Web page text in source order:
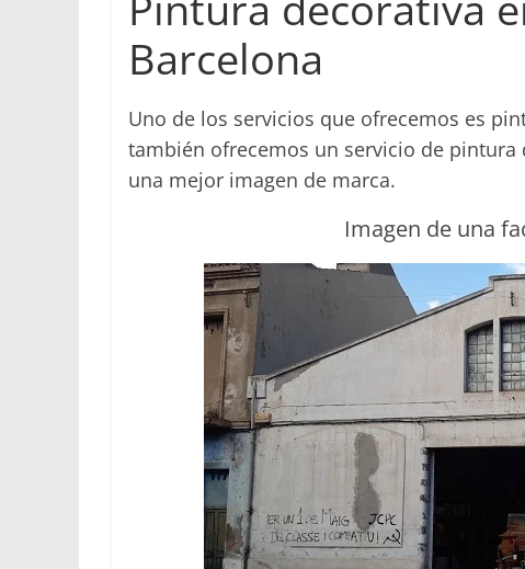
Barcelona
Uno de los servicios que ofrecemos es
también ofrecemos un servicio de
una mejor imagen de marca.
Imagen de una